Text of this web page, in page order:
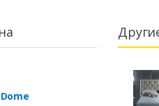
Полотенца Dome